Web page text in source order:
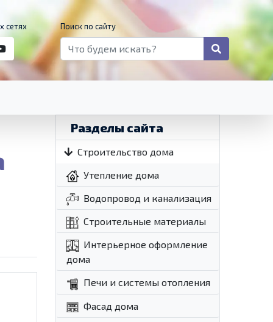
сетях Поиск по сайту
Разделы сайта
Строительство дома
Утепление дома
Водопровод и канализация
Строительные материалы
Интерьерное оформление
дома
Печи и системы отопления
Фасад дома